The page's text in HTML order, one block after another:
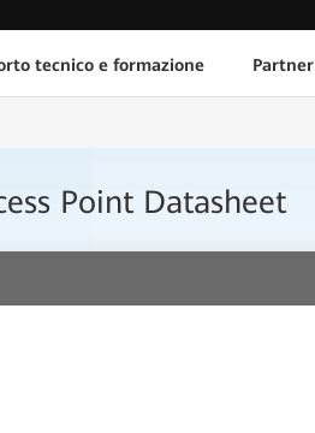
tecnico e formazione Partner
Point Datasheet